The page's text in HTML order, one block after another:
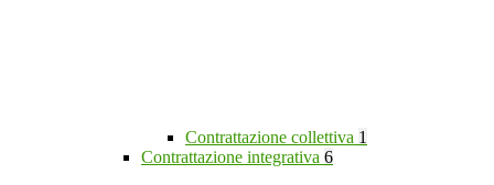
Contrattazione collettiva 1
Contrattazione integrativa 6